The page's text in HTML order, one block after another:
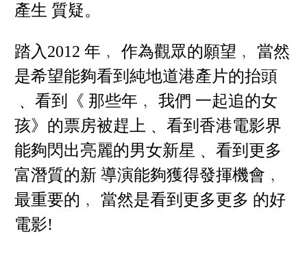
產生 質疑。
踏入2012 年﹐ 作為觀眾的願望﹐ 當然
是希望能夠看到純地道港產片的抬頭
﹑ 看到《 那些年﹐ 我們 一起追的女
孩》的票房被趕上﹑ 看到香港電影界
能夠閃出亮麗的男女新星﹑ 看到更多
富潛質的新 導演能夠獲得發揮機會﹐
最重要的﹐ 當然是看到更多更多 的好
電影!